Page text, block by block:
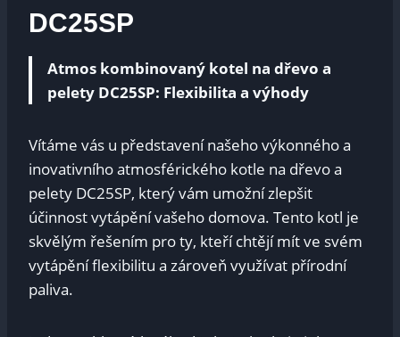
DC25SP
Atmos kombinovaný kotel na dřevo a
pelety DC25SP: Flexibilita a výhody
Vítáme vás u představení našeho výkonného a
inovativního atmosférického kotle na dřevo a
pelety DC25SP, který vám umožní zlepšit
účinnost vytápění vašeho domova. Tento kotl je
skvělým řešením pro ty, kteří chtějí mít ve svém
vytápění flexibilitu a zároveň využívat přírodní
paliva.